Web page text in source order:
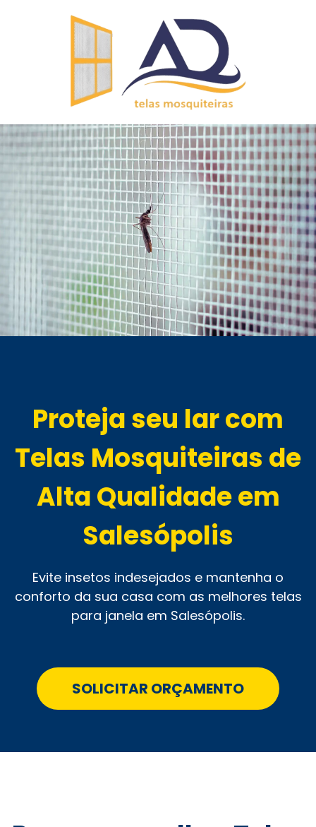
Proteja seu lar com
Telas Mosquiteiras de
Alta Qualidade em
Salesópolis
Evite insetos indesejados e mantenha o
conforto da sua casa com as melhores telas
para janela em Salesópolis.
SOLICITAR ORÇAMENTO